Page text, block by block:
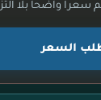
واضحاً بلا
السعر